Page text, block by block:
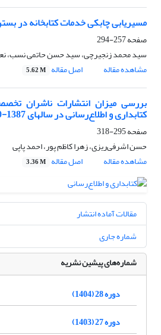
مسیریابی چابکی خدمات کتابخانه در
صفحه257-294
سید محمد زنجیرچی، سید حسن حاتمی نسب،
مشاهده مقاله
اصل مقاله 5.62 M
بررسی میزان انتشارات ناشران
کتابداری و اطلاع‌رسانی در سالهای 1387-1380
صفحه295-318
حسن اشرفی‌ریزی، زهرا کاظم پور، احمد پاپی
مشاهده مقاله
اصل مقاله 3.36 M
مقالات آماده انتشار
شماره جاری
شماره‌های پیشین نشریه
دوره 28 (1404)
دوره 27 (1403)